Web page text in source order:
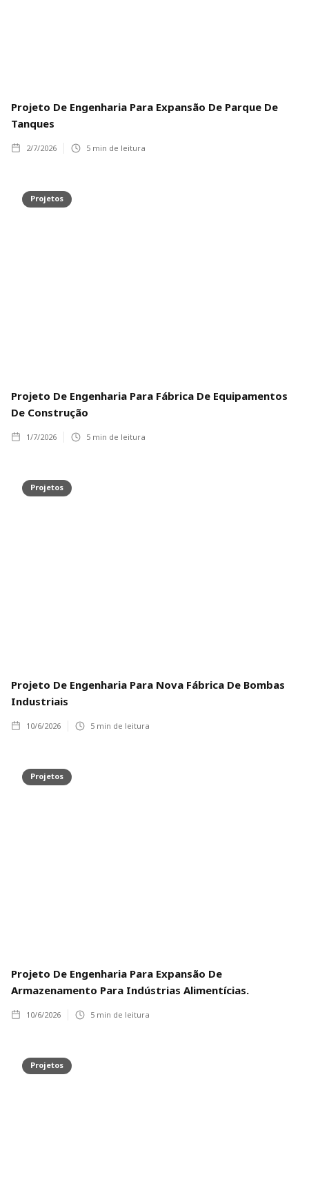
Projeto De Engenharia Para Expansão De Parque De
Tanques
2/7/2026 5 min de leitura
Projetos
Projeto De Engenharia Para Fábrica De Equipamentos
De Construção
1/7/2026 5 min de leitura
Projetos
Projeto De Engenharia Para Nova Fábrica De Bombas
Industriais
10/6/2026 5 min de leitura
Projetos
Projeto De Engenharia Para Expansão De
Armazenamento Para Indústrias Alimentícias.
10/6/2026 5 min de leitura
Projetos